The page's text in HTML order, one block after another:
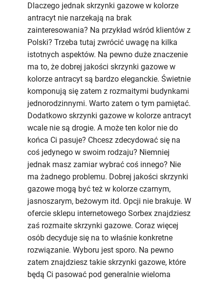
Dlaczego jednak skrzynki gazowe w kolorze
antracyt nie narzekają na brak
zainteresowania? Na przykład wśród klientów z
Polski? Trzeba tutaj zwrócić uwagę na kilka
istotnych aspektów. Na pewno duże znaczenie
ma to, że dobrej jakości skrzynki gazowe w
kolorze antracyt są bardzo eleganckie. Świetnie
komponują się zatem z rozmaitymi budynkami
jednorodzinnymi. Warto zatem o tym pamiętać.
Dodatkowo skrzynki gazowe w kolorze antracyt
wcale nie są drogie. A może ten kolor nie do
końca Ci pasuje? Chcesz zdecydować się na
coś jedynego w swoim rodzaju? Niemniej
jednak masz zamiar wybrać coś innego? Nie
ma żadnego problemu. Dobrej jakości skrzynki
gazowe mogą być też w kolorze czarnym,
jasnoszarym, beżowym itd. Opcji nie brakuje. W
ofercie sklepu internetowego Sorbex znajdziesz
zaś rozmaite skrzynki gazowe. Coraz więcej
osób decyduje się na to właśnie konkretne
rozwiązanie. Wyboru jest sporo. Na pewno
zatem znajdziesz takie skrzynki gazowe, które
będą Ci pasować pod generalnie wieloma